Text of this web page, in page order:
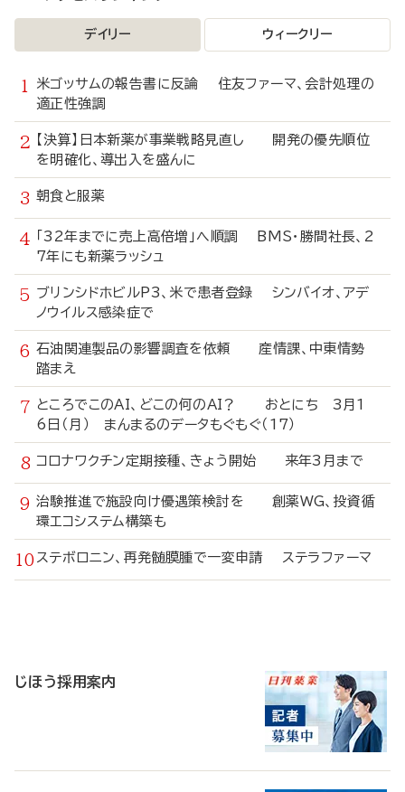
デイリー ウィークリー
米ゴッサムの報告書に反論 住友ファーマ、会計処理の
適正性強調
【決算】日本新薬が事業戦略見直し 開発の優先順位
を明確化、導出入を盛んに
朝食と服薬
「32年までに売上高倍増」へ順調 BMS・勝間社長、2
7年にも新薬ラッシュ
ブリンシドホビルP3、米で患者登録 シンバイオ、アデ
ノウイルス感染症で
石油関連製品の影響調査を依頼 産情課、中東情勢
踏まえ
ところでこのAI、どこの何のAI？ おとにち 3月1
6日（月） まんまるのデータもぐもぐ（17）
コロナワクチン定期接種、きょう開始 来年3月まで
治験推進で施設向け優遇策検討を 創薬WG、投資循
環エコシステム構築も
ステボロニン、再発髄膜腫で一変申請 ステラファーマ
じほう採用案内